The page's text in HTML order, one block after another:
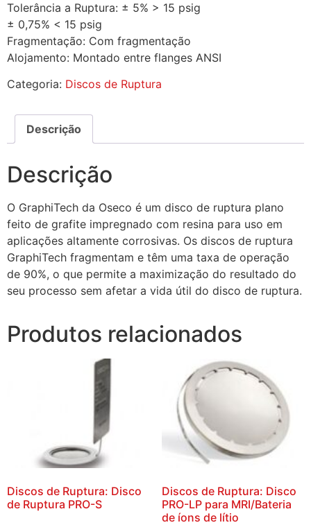
Tolerância a Ruptura: ± 5% > 15 psig
± 0,75% < 15 psig
Fragmentação: Com fragmentação
Alojamento: Montado entre flanges ANSI
Categoria: Discos de Ruptura
Descrição
Descrição
O GraphiTech da Oseco é um disco de ruptura plano
feito de grafite impregnado com resina para uso em
aplicações altamente corrosivas. Os discos de ruptura
GraphiTech fragmentam e têm uma taxa de operação
de 90%, o que permite a maximização do resultado do
seu processo sem afetar a vida útil do disco de ruptura.
Produtos relacionados
Discos de Ruptura: Disco
de Ruptura PRO-S
Discos de Ruptura: Disco
PRO-LP para MRI/Bateria
de íons de lítio